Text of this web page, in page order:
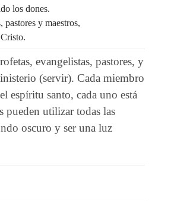
los dones.
y maestros,
evangelistas, pastores, y
(servir). Cada miembro
espíritu santo, cada uno está
pueden utilizar todas las
oscuro y ser una luz